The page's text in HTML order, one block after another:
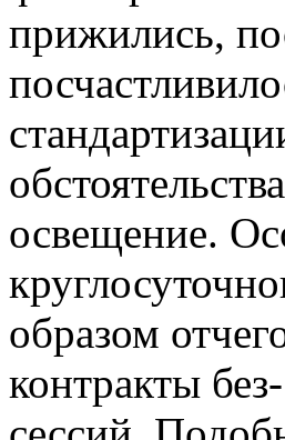
прижились,
освещение.
образом
контракты